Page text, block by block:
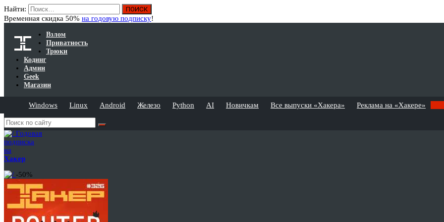
Найти:
Временная скидка 50% на годовую подписку!
Взлом
Приватность
Трюки
Кодинг
Админ
Geek
Магазин
Windows Linux Android Железо Python AI Новичкам Все выпуски «Хакера» Реклама на «Хакере»
Годовая
подписка
на
Хакер
-50%